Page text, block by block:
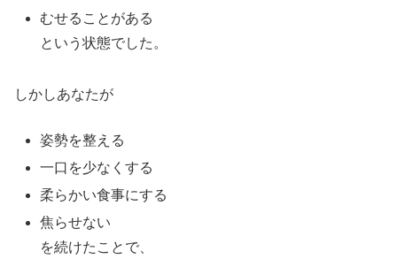
むせることがある
という状態でした。
しかしあなたが
姿勢を整える
一口を少なくする
柔らかい食事にする
焦らせない
を続けたことで、